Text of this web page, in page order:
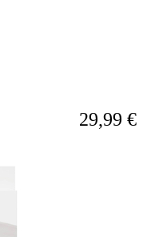
29,99 €